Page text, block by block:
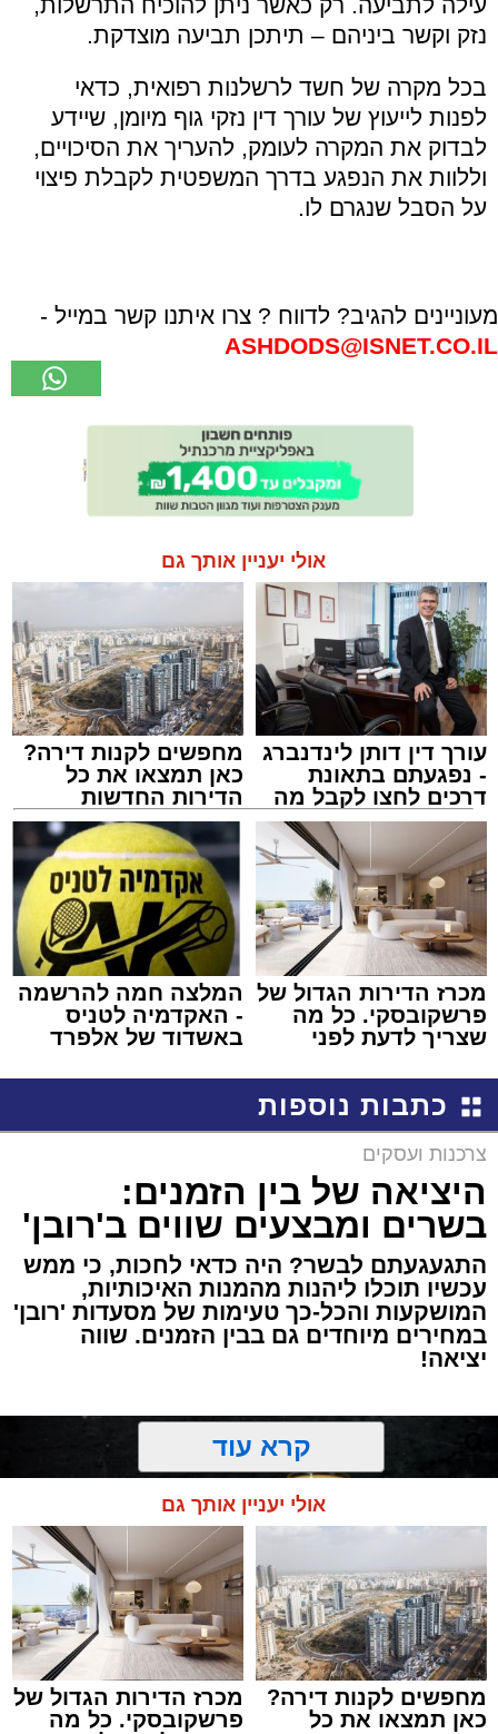
נזק וקשר ביניהם – תיתכן תביעה מוצדקת.
בכל מקרה של חשד לרשלנות רפואית, כדאי
לפנות לייעוץ של עורך דין נזקי גוף מיומן, שיידע
לבדוק את המקרה לעומק, להעריך את הסיכויים,
וללוות את הנפגע בדרך המשפטית לקבלת פיצוי
על הסבל שנגרם לו.
מעוניינים להגיב? לדווח ? צרו איתנו קשר במייל -
ASHDODS@ISNET.CO.IL
אולי יעניין אותך גם
עורך דין דותן לינדנברג
- נפגעתם בתאונת
דרכים לחצו לקבל מה
שמגיע לכם
מחפשים לקנות דירה?
כאן תמצאו את כל
הדירות החדשות
למכירה באשדוד >>>
מכרז הדירות הגדול של
פרשקובסקי. כל מה
שצריך לדעת לפני
באשדוד
המלצה חמה להרשמה
- האקדמיה לטניס
באשדוד של אלפרד
כתבות נוספות
צרכנות ועסקים
היציאה של בין הזמנים:
בשרים ומבצעים שווים ב'רובן'
התגעגעתם לבשר? היה כדאי לחכות, כי ממש
עכשיו תוכלו ליהנות מהמנות האיכותיות,
המושקעות והכל-כך טעימות של מסעדות 'רובן'
במחירים מיוחדים גם בבין הזמנים. שווה
יציאה!
קרא עוד
אולי יעניין אותך גם
מחפשים לקנות דירה?
כאן תמצאו את כל
מכרז הדירות הגדול של
פרשקובסקי. כל מה